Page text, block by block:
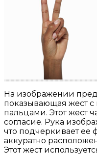
На изображении
показывающая жест
пальцами. Этот жест
согласие. Рука
что подчеркивает
аккуратно
Этот жест